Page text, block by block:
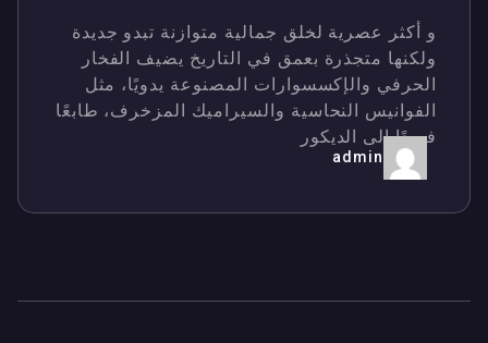
و أكثر عصرية لخلق جمالية متوازنة تبدو جديدة
ولكنها متجذرة بعمق في التاريخ يضيف الفخار
الحرفي والإكسسوارات المصنوعة يدويًا، مثل
الفوانيس النحاسية والسيراميك المزخرف، طابعًا
فريدًا إلى الديكور
admin